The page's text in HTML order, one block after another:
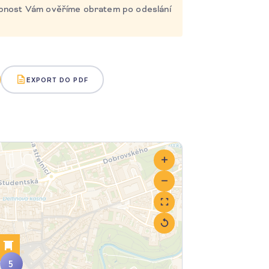
Vám ověříme obratem po odeslání
EXPORT DO PDF
5